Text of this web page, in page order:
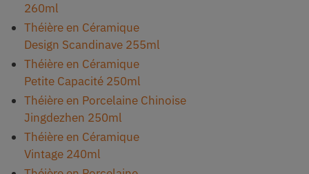
260ml
Théière en Céramique
Design Scandinave 255ml
Théière en Céramique
Petite Capacité 250ml
Théière en Porcelaine Chinoise
Jingdezhen 250ml
Théière en Céramique
Vintage 240ml